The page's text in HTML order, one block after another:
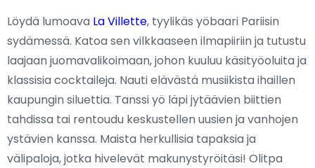
Löydä lumoava La Villette, tyylikäs yöbaari Pariisin
sydämessä. Katoa sen vilkkaaseen ilmapiiriin ja tutustu
laajaan juomavalikoimaan, johon kuuluu käsityöoluita ja
klassisia cocktaileja. Nauti elävästä musiikista ihaillen
kaupungin siluettia. Tanssi yö läpi jytäävien biittien
tahdissa tai rentoudu keskustellen uusien ja vanhojen
ystävien kanssa. Maista herkullisia tapaksia ja
välipaloja, jotka hivelevät makunystyröitäsi! Olitpa